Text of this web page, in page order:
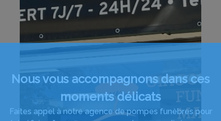
Nous vous accompagnons dans ces
moments délicats
Faites appel à notre agence de pompes funèbres pour